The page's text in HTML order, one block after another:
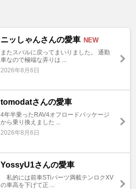
ニッしゃんさんの愛車 NEW
またスバルに戻ってまいりました。 通勤
車なので極端な弄りは ...
2026年8月6日
tomodatさんの愛車
4年半乗ったRAV4オフロードパッケージ
から乗り換えました ...
2026年8月6日
YossyU1さんの愛車
私的には前車STiパーツ満載テンロクXV
の車高を下げて正 ...